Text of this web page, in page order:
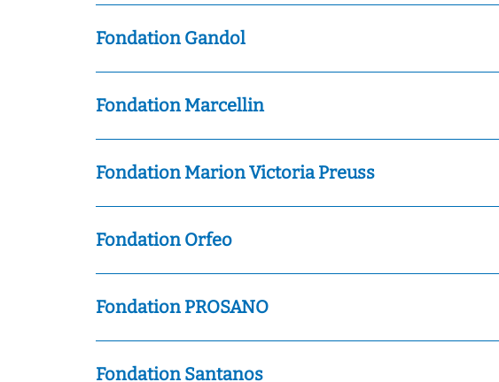
Fondation Gandol
Fondation Marcellin
Fondation Marion Victoria Preuss
Fondation Orfeo
Fondation PROSANO
Fondation Santanos